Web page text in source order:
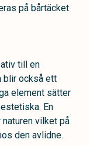
på bårtäcket
till en
blir också ett
element sätter
En
vilket på
den avlidne.